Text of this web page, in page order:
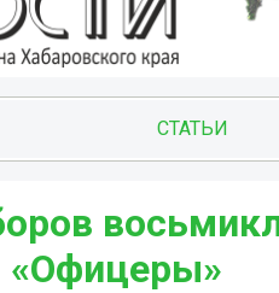
СТАТЬИ